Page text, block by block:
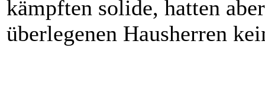
kämpften solide, hatten
überlegenen Hausherren